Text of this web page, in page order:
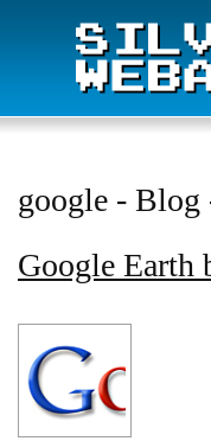
google - Blog
Google Earth